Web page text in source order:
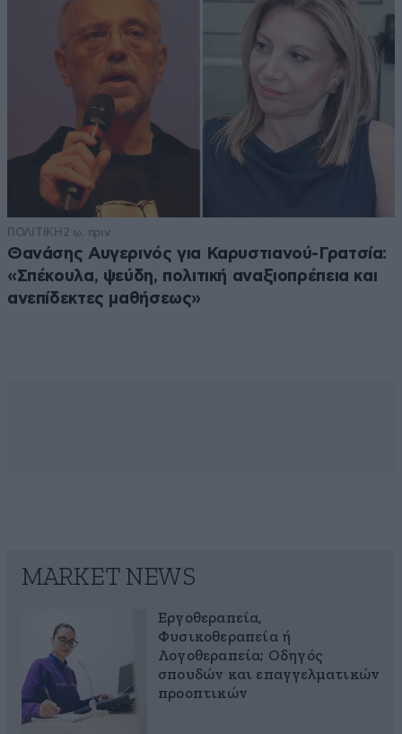
ΠΟΛΙΤΙΚΗ 2 ω. πριν
Θανάσης Αυγερινός για Καρυστιανού-Γρατσία:
«Σπέκουλα, ψεύδη, πολιτική αναξιοπρέπεια και
ανεπίδεκτες μαθήσεως»
MARKET NEWS
Εργοθεραπεία,
Φυσικοθεραπεία ή
Λογοθεραπεία; Οδηγός
σπουδών και επαγγελματικών
προοπτικών